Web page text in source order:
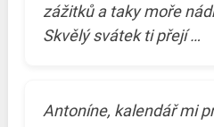
zážitků a taky moře
Skvělý svátek ti přejí …
Antoníne, kalendář mi